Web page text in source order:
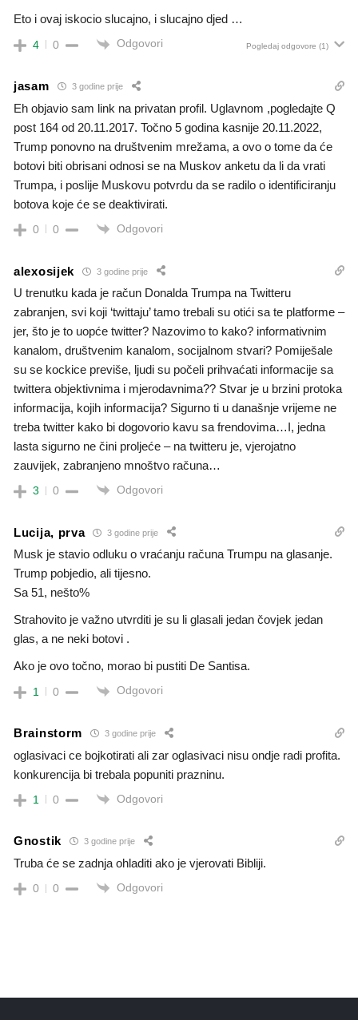
Eto i ovaj iskocio slucajno, i slucajno djed …
4 0 Odgovori Pogledaj odgovore (1)
jasam 3 godine prije
Eh objavio sam link na privatan profil. Uglavnom ,pogledajte Q
post 164 od 20.11.2017. Točno 5 godina kasnije 20.11.2022,
Trump ponovno na društvenim mrežama, a ovo o tome da će
botovi biti obrisani odnosi se na Muskov anketu da li da vrati
Trumpa, i poslije Muskovu potvrdu da se radilo o identificiranju
botova koje će se deaktivirati.
0 0 Odgovori
alexosijek 3 godine prije
U trenutku kada je račun Donalda Trumpa na Twitteru
zabranjen, svi koji ‘twittaju’ tamo trebali su otići sa te platforme –
jer, što je to uopće twitter? Nazovimo to kako? informativnim
kanalom, društvenim kanalom, socijalnom stvari? Pomiješale
su se kockice previše, ljudi su počeli prihvaćati informacije sa
twittera objektivnima i mjerodavnima?? Stvar je u brzini protoka
informacija, kojih informacija? Sigurno ti u današnje vrijeme ne
treba twitter kako bi dogovorio kavu sa frendovima…I, jedna
lasta sigurno ne čini proljeće – na twitteru je, vjerojatno
zauvijek, zabranjeno mnoštvo računa…
3 0 Odgovori
Lucija, prva 3 godine prije
Musk je stavio odluku o vraćanju računa Trumpu na glasanje.
Trump pobjedio, ali tijesno.
Sa 51, nešto%
Strahovito je važno utvrditi je su li glasali jedan čovjek jedan
glas, a ne neki botovi .
Ako je ovo točno, morao bi pustiti De Santisa.
1 0 Odgovori
Brainstorm 3 godine prije
oglasivaci ce bojkotirati ali zar oglasivaci nisu ondje radi profita.
konkurencija bi trebala popuniti prazninu.
1 0 Odgovori
Gnostik 3 godine prije
Truba će se zadnja ohladiti ako je vjerovati Bibliji.
0 0 Odgovori